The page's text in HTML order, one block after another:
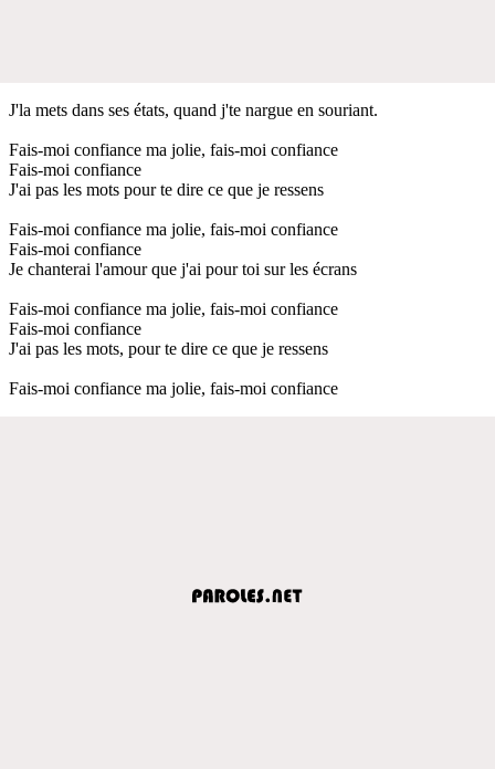
J'la mets dans ses états, quand j'te nargue en souriant.
Fais-moi confiance ma jolie, fais-moi confiance
Fais-moi confiance
J'ai pas les mots pour te dire ce que je ressens
Fais-moi confiance ma jolie, fais-moi confiance
Fais-moi confiance
Je chanterai l'amour que j'ai pour toi sur les écrans
Fais-moi confiance ma jolie, fais-moi confiance
Fais-moi confiance
J'ai pas les mots, pour te dire ce que je ressens
Fais-moi confiance ma jolie, fais-moi confiance